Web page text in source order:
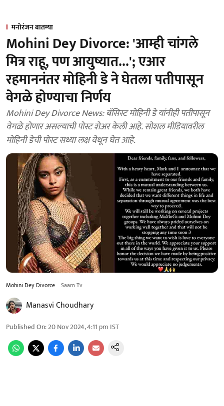
मनोरंजन बातम्या
Mohini Dey Divorce: 'आम्ही चांगले
मित्र राहू, पण आयुष्यात...'; एआर
रहमाननंतर मोहिनी डे ने घेतला पतीपासून
वेगळे होण्याचा निर्णय
Mohini Dey Divorce News: बॅसिस्ट मोहिनी डे यांनीही पतीपासून
वेगळे होणार असल्याची पोस्ट शेअर केली आहे. सोशल मीडियावरील
मोहिनी डेची पोस्ट सध्या लक्ष वेधून घेत आहे.
Mohini Dey Divorce Saam Tv
Manasvi Choudhary
Published On:20 Nov 2024, 4:11 pm IST